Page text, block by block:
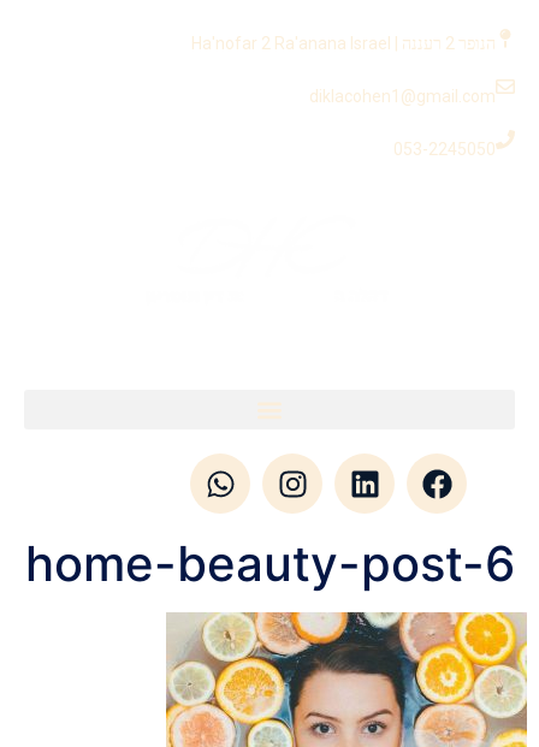
הנופר 2 רעננה | Ha'nofar 2 Ra'anana Israel
diklacohen1@gmail.com
053-2245050
home-beauty-post-6